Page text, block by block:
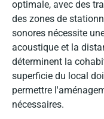
optimale, avec des
des zones de
sonores nécessite
acoustique et la
déterminent la
superficie du local
permettre
nécessaires.